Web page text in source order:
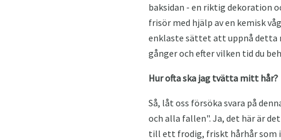
baksidan - en riktig dekoration
frisör med hjälp av en kemisk
enklaste sättet att uppnå detta
gånger och efter vilken tid du
Hur ofta ska jag tvätta mitt hår?
Så, låt oss försöka svara på
och alla fallen". Ja, det här är
till ett frodig, friskt hårhår som